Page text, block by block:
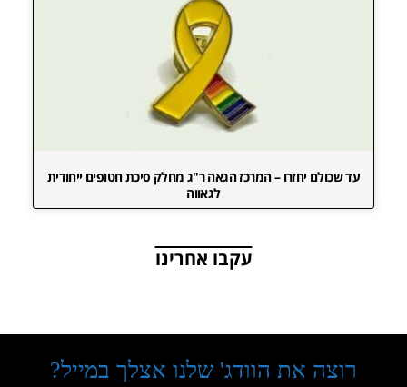
עד שכולם יחזרו – המרכז הגאה ר"ג מחלק סיכת חטופים ייחודית
לגאווה
עקבו אחרינו